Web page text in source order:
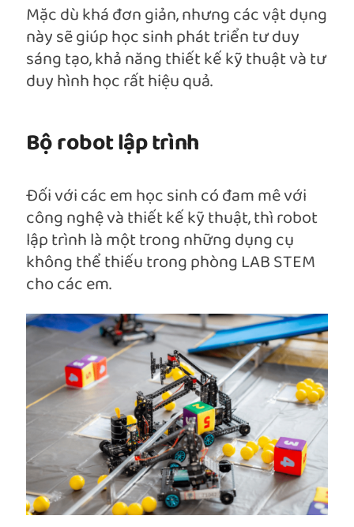
Mặc dù khá đơn giản, nhưng các vật dụng
này sẽ giúp học sinh phát triển tư duy
sáng tạo, khả năng thiết kế kỹ thuật và tư
duy hình học rất hiệu quả.
Bộ robot lập trình
Đối với các em học sinh có đam mê với
công nghệ và thiết kế kỹ thuật, thì robot
lập trình là một trong những dụng cụ
không thể thiếu trong phòng LAB STEM
cho các em.